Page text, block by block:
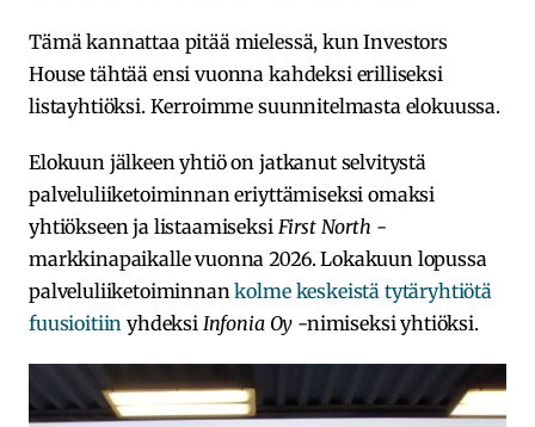
Tämä kannattaa pitää mielessä, kun Investors
House tähtää ensi vuonna kahdeksi erilliseksi
listayhtiöksi. Kerroimme suunnitelmasta elokuussa.
Elokuun jälkeen yhtiö on jatkanut selvitystä
palveluliiketoiminnan eriyttämiseksi omaksi
yhtiökseen ja listaamiseksi First North -
markkinapaikalle vuonna 2026. Lokakuun lopussa
palveluliiketoiminnankolme keskeistä tytäryhtiötä
fuusioitiin yhdeksi Infonia Oy -nimiseksi yhtiöksi.